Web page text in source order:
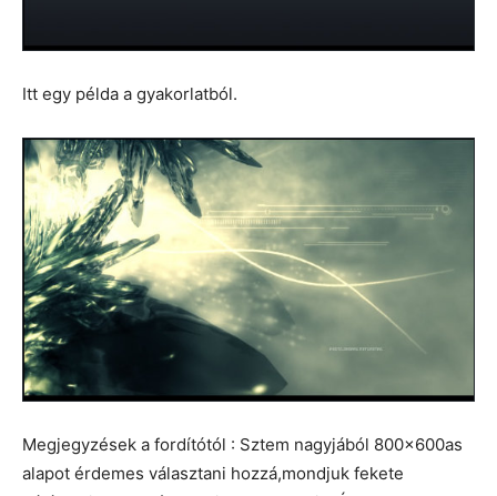
Itt egy példa a gyakorlatból.
Megjegyzések a fordítótól : Sztem nagyjából 800x600as
alapot érdemes választani hozzá,mondjuk fekete